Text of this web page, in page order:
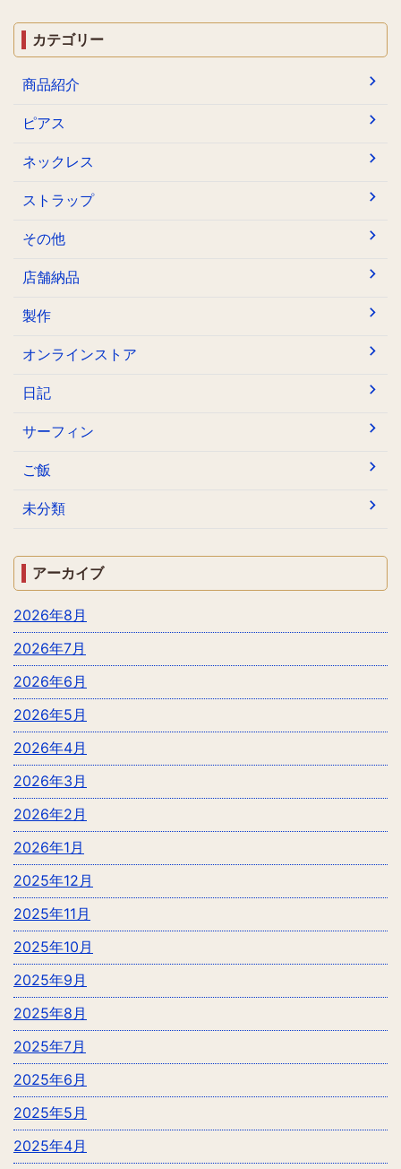
カテゴリー
商品紹介
ピアス
ネックレス
ストラップ
その他
店舗納品
製作
オンラインストア
日記
サーフィン
ご飯
未分類
アーカイブ
2026年8月
2026年7月
2026年6月
2026年5月
2026年4月
2026年3月
2026年2月
2026年1月
2025年12月
2025年11月
2025年10月
2025年9月
2025年8月
2025年7月
2025年6月
2025年5月
2025年4月